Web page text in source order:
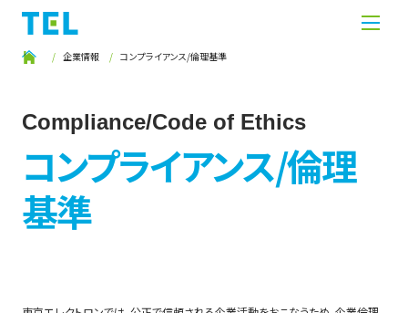
企業情報 コンプライアンス/倫理基準
Compliance/Code of Ethics
コンプライアンス/倫理
基準